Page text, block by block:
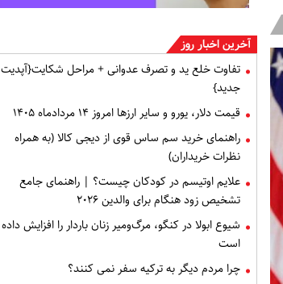
آخرین اخبار روز
تفاوت خلع ید و تصرف عدوانی + مراحل شکایت{آپدیت
جدید}
قیمت دلار، یورو و سایر ارزها امروز ۱۴ مردادماه ۱۴۰۵
راهنمای خرید سم ساس قوی از دیجی کالا (به همراه
نظرات خریداران)
علایم اوتیسم در کودکان چیست؟ | راهنمای جامع
تشخیص زود هنگام برای والدین ۲۰۲۶
شیوع ابولا در کنگو، مرگ‌ومیر زنان باردار را افزایش داده
است
چرا مردم دیگر به ترکیه سفر نمی کنند؟